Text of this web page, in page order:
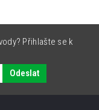
Přihlašte se k
Odeslat